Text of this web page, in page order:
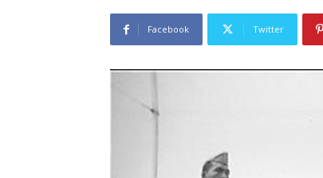
Facebook Twitter